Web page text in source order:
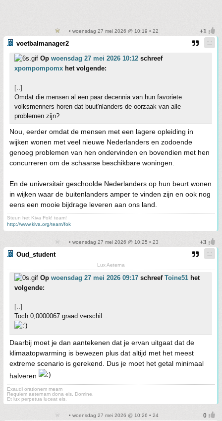
• woensdag 27 mei 2026 @ 10:19 • 22
voetbalmanager2
Op woensdag 27 mei 2026 10:12 schreef
xpompompomx het volgende:
[..]
Omdat die mensen al een paar decennia van hun favoriete
volksmenners horen dat buut'nlanders de oorzaak van alle
problemen zijn?
Nou, eerder omdat de mensen met een lagere opleiding in
wijken wonen met veel nieuwe Nederlanders en zodoende
genoeg problemen van hen ondervinden en bovendien met hen
concurreren om de schaarse beschikbare woningen.
En de universitair geschoolde Nederlanders op hun beurt wonen
in wijken waar de buitenlanders amper te vinden zijn en ook nog
eens een mooie bijdrage leveren aan ons land.
Steun het Kiva Fok! team!
http://www.kiva.org/team/fok
• woensdag 27 mei 2026 @ 10:25 • 23
Oud_student
Lux Aeterna
Op woensdag 27 mei 2026 09:17 schreef Toine51 het
volgende:
[..]
Toch 0,0000067 graad verschil...
Daarbij moet je dan aantekenen dat je ervan uitgaat dat de
klimaatopwarming is bewezen plus dat altijd met het meest
extreme scenario is gerekend. Dus je moet het getal minimaal
halveren
Exaudi orationem meam
Requiem aeternam dona eis, Domine.
Et lux perpetua luceat eis.
• woensdag 27 mei 2026 @ 10:26 • 24